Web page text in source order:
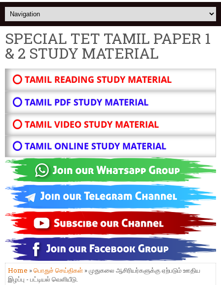
SPECIAL TET TAMIL PAPER 1
& 2 STUDY MATERIAL
⭕ TAMIL READING STUDY MATERIAL
⭕ TAMIL PDF STUDY MATERIAL
⭕ TAMIL VIDEO STUDY MATERIAL
⭕ TAMIL ONLINE STUDY MATERIAL
Home »பொதுச் செய்திகள் » முதுகலை ஆசிரியர்களுக்கு ஏற்படும் ஊதிய
இழப்பு - பட்டியல் வெளியீடு.